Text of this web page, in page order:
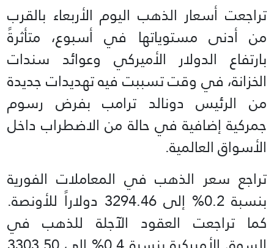
تراجعت أسعار الذهب اليوم الأربعاء بالقرب
من أدنى مستوياتها في أسبوع، متأثرةً
بارتفاع الدولار الأميركي وعوائد سندات
الخزانة، في وقت تسببت فيه تهديدات جديدة
من الرئيس دونالد ترامب بفرض رسوم
جمركية إضافية في حالة من الاضطراب داخل
الأسواق العالمية.
تراجع سعر الذهب في المعاملات الفورية
بنسبة 0.2% إلى 3294.46 دولاراً للأونصة.
كما تراجعت العقود الآجلة للذهب في